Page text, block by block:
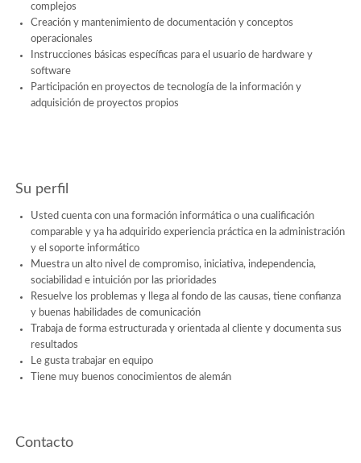
complejos
Creación y mantenimiento de documentación y conceptos
operacionales
Instrucciones básicas específicas para el usuario de hardware y
software
Participación en proyectos de tecnología de la información y
adquisición de proyectos propios
Su perfil
Usted cuenta con una formación informática o una cualificación
comparable y ya ha adquirido experiencia práctica en la administración
y el soporte informático
Muestra un alto nivel de compromiso, iniciativa, independencia,
sociabilidad e intuición por las prioridades
Resuelve los problemas y llega al fondo de las causas, tiene confianza
y buenas habilidades de comunicación
Trabaja de forma estructurada y orientada al cliente y documenta sus
resultados
Le gusta trabajar en equipo
Tiene muy buenos conocimientos de alemán
Contacto